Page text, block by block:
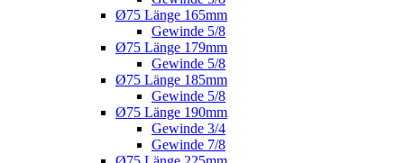
Ø75 Länge 165mm
Gewinde 5/8
Ø75 Länge 179mm
Gewinde 5/8
Ø75 Länge 185mm
Gewinde 5/8
Ø75 Länge 190mm
Gewinde 3/4
Gewinde 7/8